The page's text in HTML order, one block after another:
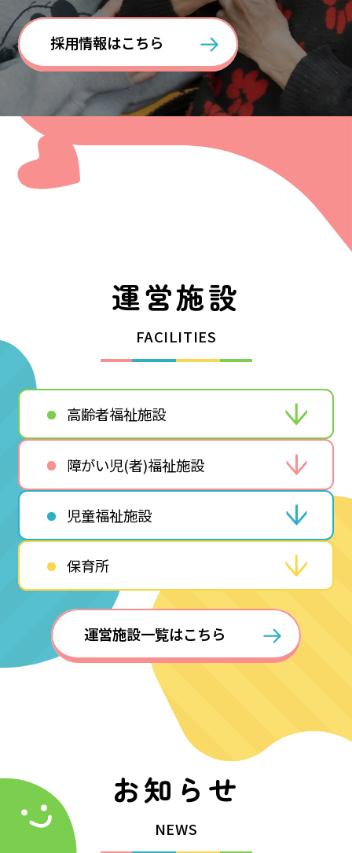
採用情報はこちら
運営施設
FACILITIES
高齢者福祉施設
障がい児(者)福祉施設
児童福祉施設
保育所
運営施設一覧はこちら
お知らせ
NEWS